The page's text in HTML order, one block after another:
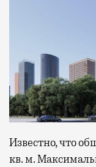
Известно, что
кв. м.